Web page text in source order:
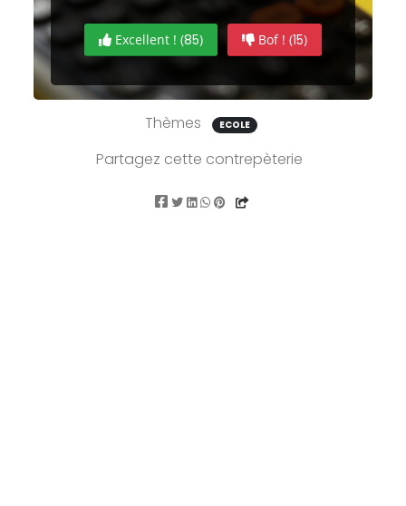
Excellent ! (85) Bof ! (15)
Thèmes ECOLE
Partagez cette contrepèterie